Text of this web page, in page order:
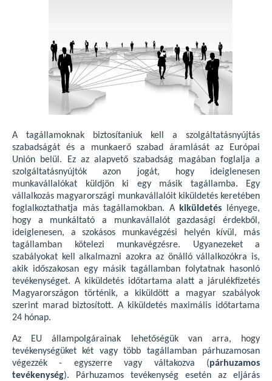
A tagállamoknak biztosítaniuk kell a szolgáltatásnyújtás
szabadságát és a munkaerő szabad áramlását az Európai
Unión belül. Ez az alapvető szabadság magában foglalja a
szolgáltatásnyújtók azon jogát, hogy ideiglenesen
munkavállalókat küldjön ki egy másik tagállamba. Egy
vállalkozás magyarországi munkavállalóit kiküldetés keretében
foglalkoztathatja más tagállamokban. A kiküldetés lényege,
hogy a munkáltató a munkavállalót gazdasági érdekből,
ideiglenesen, a szokásos munkavégzési helyén kívül, más
tagállamban kötelezi munkavégzésre. Ugyanezeket a
szabályokat kell alkalmazni azokra az önálló vállalkozókra is,
akik időszakosan egy másik tagállamban folytatnak hasonló
tevékenységet. A kiküldetés időtartama alatt a járulékfizetés
Magyarországon történik, a kiküldött a magyar szabályok
szerint marad biztosított. A kiküldetés maximális időtartama
24 hónap.
Az EU állampolgárainak lehetőségük van arra, hogy
tevékenységüket két vagy több tagállamban párhuzamosan
végezzék - egyszerre vagy váltakozva (párhuzamos
tevékenység). Párhuzamos tevékenység esetén az eljárás